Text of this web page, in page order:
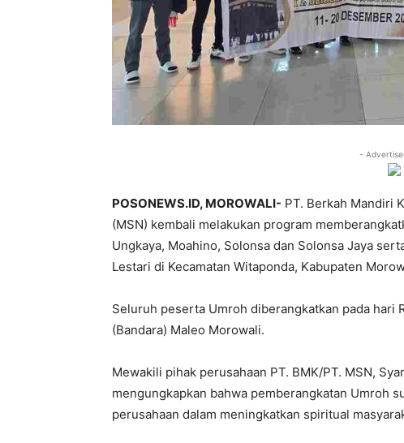
-
POSONEWS.ID, MOROWALI- PT. Berkah Mandiri
(MSN) kembali melakukan program
Ungkaya, Moahino, Solonsa dan Solonsa Jaya
Lestari di Kecamatan Witaponda, Kabupaten
Seluruh peserta Umroh diberangkatkan pada hari
(Bandara) Maleo Morowali.
Mewakili pihak perusahaan PT. BMK/PT. MSN,
mengungkapkan bahwa pemberangkatan Umroh
perusahaan dalam meningkatkan spiritual